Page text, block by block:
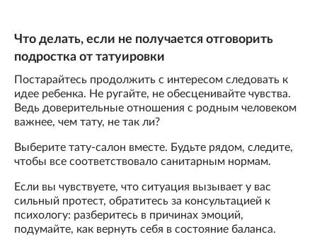
Что делать, если не получается отговорить
подростка от татуировки
Постарайтесь продолжить с интересом следовать к
идее ребенка. Не ругайте, не обесценивайте чувства.
Ведь доверительные отношения с родным человеком
важнее, чем тату, не так ли?
Выберите тату-салон вместе. Будьте рядом, следите,
чтобы все соответствовало санитарным нормам.
Если вы чувствуете, что ситуация вызывает у вас
сильный протест, обратитесь за консультацией к
психологу: разберитесь в причинах эмоций,
подумайте, как вернуть себя в состояние баланса.